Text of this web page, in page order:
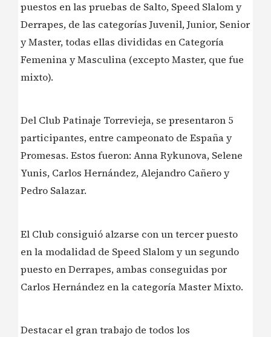
puestos en las pruebas de Salto, Speed Slalom y
Derrapes, de las categorías Juvenil, Junior, Senior
y Master, todas ellas divididas en Categoría
Femenina y Masculina (excepto Master, que fue
mixto).
Del Club Patinaje Torrevieja, se presentaron 5
participantes, entre campeonato de España y
Promesas. Estos fueron: Anna Rykunova, Selene
Yunis, Carlos Hernández, Alejandro Cañero y
Pedro Salazar.
El Club consiguió alzarse con un tercer puesto
en la modalidad de Speed Slalom y un segundo
puesto en Derrapes, ambas conseguidas por
Carlos Hernández en la categoría Master Mixto.
Destacar el gran trabajo de todos los